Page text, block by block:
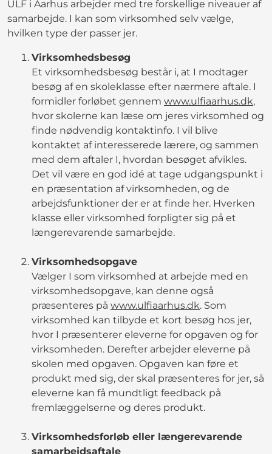
ULF i Aarhus arbejder med tre forskellige niveauer af
samarbejde. I kan som virksomhed selv vælge,
hvilken type der passer jer.
Virksomhedsbesøg
Et virksomhedsbesøg består i, at I modtager
besøg af en skoleklasse efter nærmere aftale. I
formidler forløbet gennem www.ulfiaarhus.dk,
hvor skolerne kan læse om jeres virksomhed og
finde nødvendig kontaktinfo. I vil blive
kontaktet af interesserede lærere, og sammen
med dem aftaler I, hvordan besøget afvikles.
Det vil være en god idé at tage udgangspunkt i
en præsentation af virksomheden, og de
arbejdsfunktioner der er at finde her. Hverken
klasse eller virksomhed forpligter sig på et
længerevarende samarbejde.
Virksomhedsopgave
Vælger I som virksomhed at arbejde med en
virksomhedsopgave, kan denne også
præsenteres på www.ulfiaarhus.dk. Som
virksomhed kan tilbyde et kort besøg hos jer,
hvor I præsenterer eleverne for opgaven og for
virksomheden. Derefter arbejder eleverne på
skolen med opgaven. Opgaven kan føre et
produkt med sig, der skal præsenteres for jer, så
eleverne kan få mundtligt feedback på
fremlæggelserne og deres produkt.
Virksomhedsforløb eller længerevarende
samarbejdsaftale